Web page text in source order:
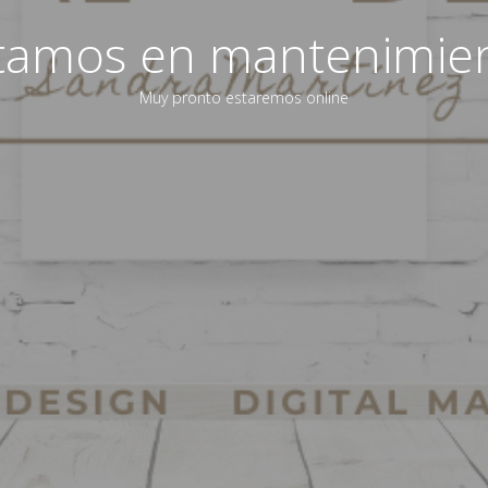
en
Muy pronto estaremos online